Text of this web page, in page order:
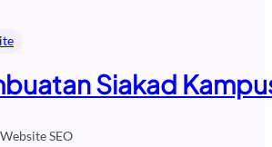
Siakad
Website SEO